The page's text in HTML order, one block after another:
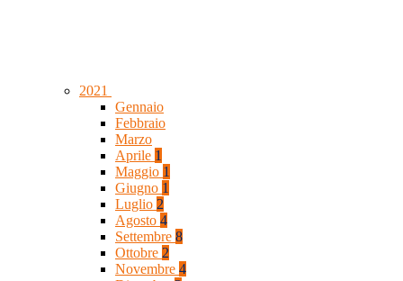
2021
Gennaio
Febbraio
Marzo
Aprile 1
Maggio 1
Giugno 1
Luglio 2
Agosto 4
Settembre 8
Ottobre 2
Novembre 4